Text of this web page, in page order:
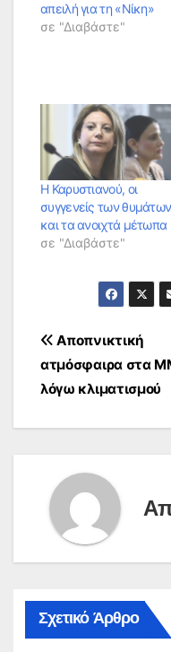
απειλή για τη «Νίκη»
σε "Διαβάστε"
Η Καρυστιανού, οι
συγγενείς των θυμάτων
και τα ανοιχτά μέτωπα
σε "Διαβάστε"
Πλοήγηση
άρθρων
Αποπνικτική
ατμόσφαιρα στα
λόγω κλιματισμού
Σχετικό Άρθρο